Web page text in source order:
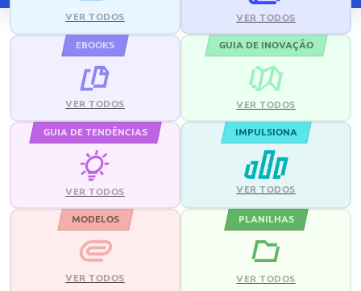
VER TODOS VER TODOS
EBOOKS
VER TODOS
GUIA DE INOVAÇÃO
VER TODOS
GUIA DE TENDÊNCIAS
VER TODOS
IMPULSIONA
VER TODOS
MODELOS
VER TODOS
PLANILHAS
VER TODOS